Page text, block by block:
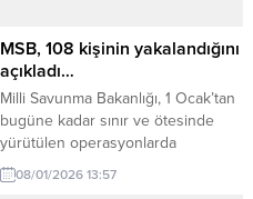
MSB, 108 kişinin yakalandığını
açıkladı…
Milli Savunma Bakanlığı, 1 Ocak’tan
bugüne kadar sınır ve ötesinde
yürütülen operasyonlarda
Suriye’de toplam 743 kilometre
tünelin imha edildiğini, hudutlarda
08/01/2026 13:57